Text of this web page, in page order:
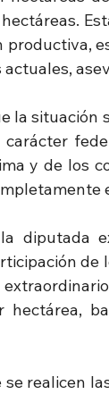
productiva,
la situación
y de los
diputada
se realicen